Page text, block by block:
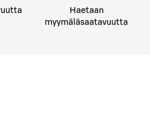
Haetaan
myymäläsaatavuutta